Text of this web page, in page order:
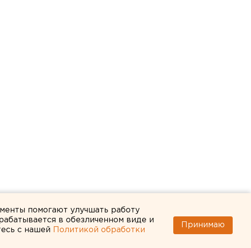
помогают улучшать работу
в обезличенном виде и
с нашей
Политикой обработки
Принимаю